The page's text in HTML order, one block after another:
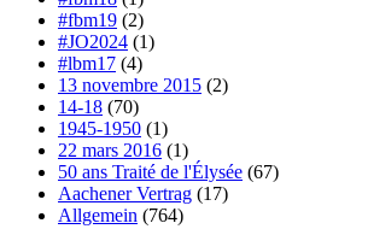
#fbm19 (2)
#JO2024 (1)
#lbm17 (4)
13 novembre 2015 (2)
14-18 (70)
1945-1950 (1)
22 mars 2016 (1)
50 ans Traité de l'Élysée (67)
Aachener Vertrag (17)
Allgemein (764)